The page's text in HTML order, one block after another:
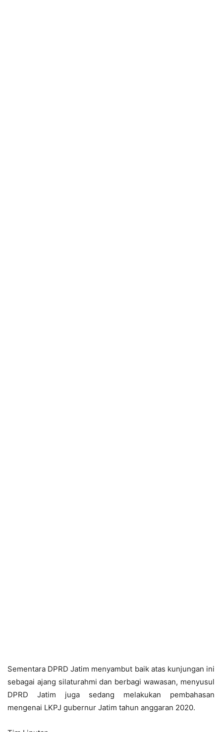
Sementara DPRD Jatim menyambut baik atas kunjungan ini
sebagai ajang silaturahmi dan berbagi wawasan, menyusul
DPRD Jatim juga sedang melakukan pembahasan
mengenai LKPJ gubernur Jatim tahun anggaran 2020.